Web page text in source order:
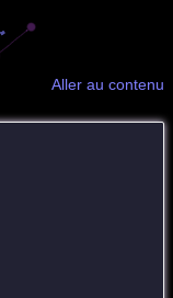
Aller au contenu